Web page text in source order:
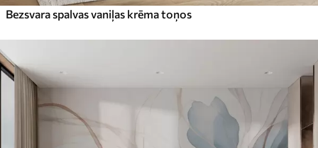
Bezsvara spalvas vaniļas krēma toņos